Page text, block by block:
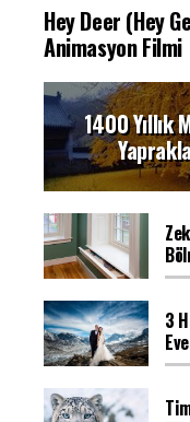
Hey Deer (Hey
Animasyon Filmi
1400 Yıllık
3